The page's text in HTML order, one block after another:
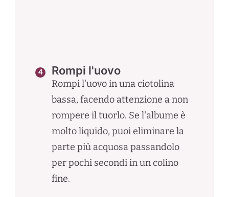
Rompi l'uovo
Rompi l'uovo in una ciotolina
bassa, facendo attenzione a non
rompere il tuorlo. Se l'albume è
molto liquido, puoi eliminare la
parte più acquosa passandolo
per pochi secondi in un colino
fine.